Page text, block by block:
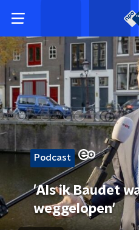
Podcast
'Als ik Baudet
weggelopen'